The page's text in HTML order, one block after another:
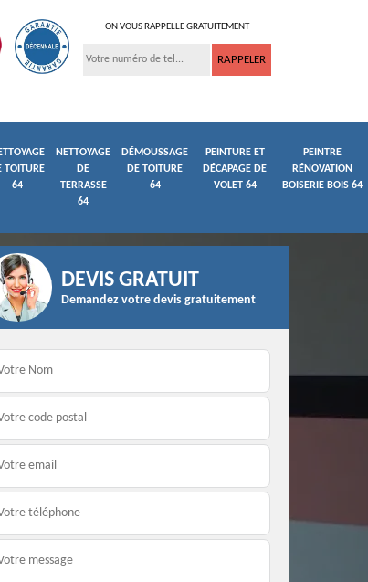
ON VOUS RAPPELLE GRATUITEMENT
TOITURE
64
NETTOYAGE
DE
TERRASSE
64
DÉMOUSSAGE
DE TOITURE
64
PEINTURE ET
DÉCAPAGE DE
VOLET 64
PEINTRE
RÉNOVATION
BOISERIE BOIS 64
Peintre et peinture de
façade 64
Façadier 64
DEVIS GRATUIT
Demandez votre devis gratuitement